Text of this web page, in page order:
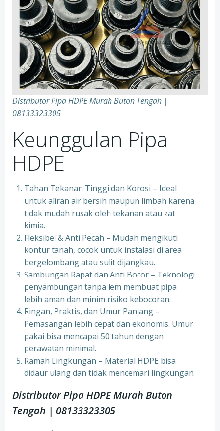
Distributor Pipa HDPE Murah Buton Tengah |
08133323305
Keunggulan Pipa
HDPE
Tahan Tekanan Tinggi dan Korosi – Ideal
untuk aliran air bersih maupun limbah karena
tidak mudah rusak oleh tekanan atau zat
kimia.
Fleksibel & Anti Pecah – Mudah mengikuti
kontur tanah, cocok untuk instalasi di area
bergelombang atau sulit dijangkau.
Sambungan Rapat dan Anti Bocor – Teknologi
penyambungan tanpa lem membuat pipa
lebih aman dan minim risiko kebocoran.
Ringan, Praktis, dan Umur Panjang –
Pemasangan lebih cepat dan ekonomis. Umur
pakai bisa mencapai 50 tahun dengan
perawatan minimal.
Ramah Lingkungan – Material HDPE bisa
didaur ulang dan tidak mencemari lingkungan.
Distributor Pipa HDPE Murah Buton
Tengah | 08133323305